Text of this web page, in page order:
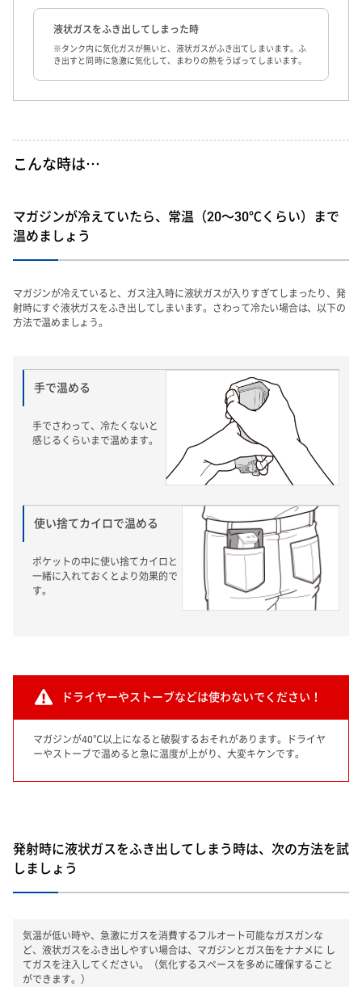
液状ガスをふき出してしまった時
※タンク内に気化ガスが無いと、液状ガスがふき出てしまいます。ふ
き出すと同時に急激に気化して、まわりの熱をうばってしまいます。
こんな時は…
マガジンが冷えていたら、常温（20〜30℃くらい）まで
温めましょう
マガジンが冷えていると、ガス注入時に液状ガスが入りすぎてしまったり、発
射時にすぐ液状ガスをふき出してしまいます。さわって冷たい場合は、以下の
方法で温めましょう。
手で温める
手でさわって、冷たくないと
感じるくらいまで温めます。
使い捨てカイロで温める
ポケットの中に使い捨てカイロと
一緒に入れておくとより効果的で
す。
ドライヤーやストーブなどは使わないでください！
マガジンが40℃以上になると破裂するおそれがあります。ドライヤ
ーやストーブで温めると急に温度が上がり、大変キケンです。
発射時に液状ガスをふき出してしまう時は、次の方法を試
しましょう
気温が低い時や、急激にガスを消費するフルオート可能なガスガンな
ど、液状ガスをふき出しやすい場合は、マガジンとガス缶をナナメに し
てガスを注入してください。（気化するスペースを多めに確保すること
ができます。）